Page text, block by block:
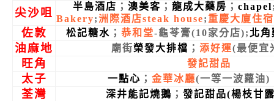
尖沙咀 半島酒店 ； 澳美客 ； 龍成大藥房 ； chapel
Bakery;洲際酒店steak house; 重慶大廈住宿
佐敦 松記糖水 ； 恭和堂-龜苓膏(10家分店); 北角
油麻地 廟街榮發大排檔 ； 添好運(最便宜
旺角 發記甜品
太子 一點心 ； 金華冰廳(一等一波蘿油)
荃灣 深井能記燒鵝 ； 發記甜品(楊枝甘